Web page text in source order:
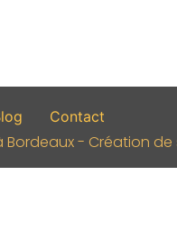
Contact
- Création